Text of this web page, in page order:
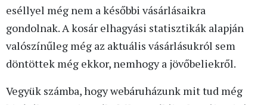
eséllyel még nem a későbbi vásárlásaikra
gondolnak. A kosár elhagyási statisztikák alapján
valószínűleg még az aktuális vásárlásukról sem
döntöttek még ekkor, nemhogy a jövőbeliekről.
Vegyük számba, hogy webáruházunk mit tud még